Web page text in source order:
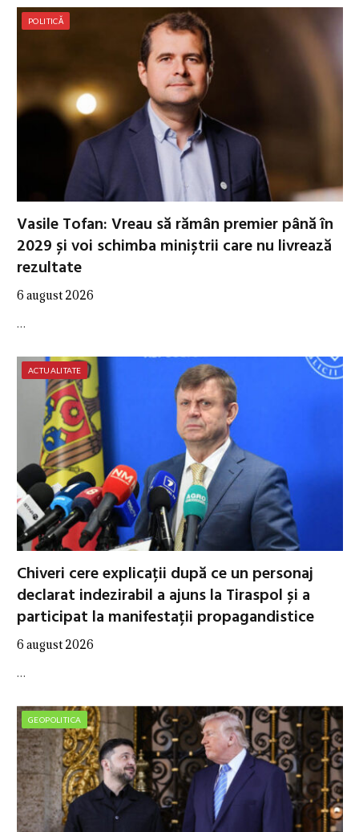
POLITICĂ
Vasile Tofan: Vreau să rămân premier până în
2029 și voi schimba miniștrii care nu livrează
rezultate
6 august 2026
…
ACTUALITATE
Chiveri cere explicații după ce un personaj
declarat indezirabil a ajuns la Tiraspol și a
participat la manifestații propagandistice
6 august 2026
…
GEOPOLITICA